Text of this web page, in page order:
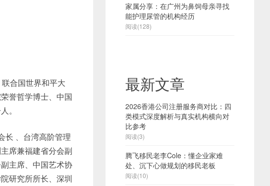
合国世界和平大
誉哲学博士、中国
。
长 、台湾高阶管理
席兼福建省分会副
主席、中国艺术协
研究所所长、深圳
家属分享：在广州为鼻饲母亲寻找
能护理尿管的机构经历
阅读(128)
最新文章
2026香港公司注册服务商对比：四
类模式深度解析与真实机构横向对
比参考
阅读(3)
腾飞移民老李Cole：懂企业家难
处、沉下心做规划的移民老板
阅读(10)